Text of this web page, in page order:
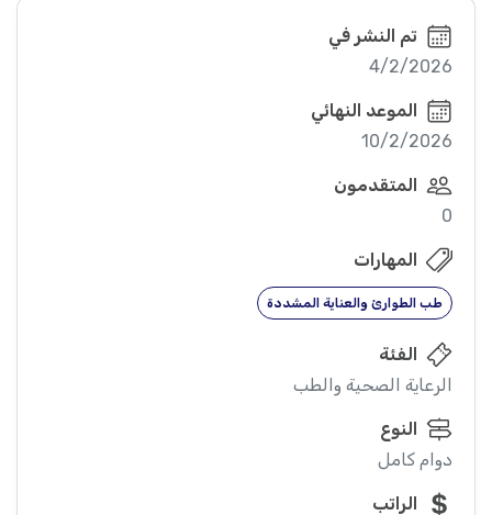
تم النشر في
4/2/2026
الموعد النهائي
10/2/2026
المتقدمون
0
المهارات
طب الطوارئ والعناية المشددة
الفئة
الرعاية الصحية والطب
النوع
دوام كامل
الراتب